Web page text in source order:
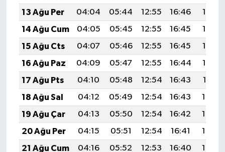
13 Ağu Per
04:04 05:44 12:55 16:46
19:56
14 Ağu Cum
04:05 05:45 12:55 16:45
19:55
15 Ağu Cts
04:07 05:46 12:55 16:45
19:53
16 Ağu Paz
04:09 05:47 12:55 16:44
19:52
17 Ağu Pts
04:10 05:48 12:54 16:43
19:51
18 Ağu Sal
04:12 05:49 12:54 16:43
19:49
19 Ağu Çar
04:13 05:50 12:54 16:42
19:48
20 Ağu Per
04:15 05:51 12:54 16:41
19:46
21 Ağu Cum
04:16 05:52 12:53 16:40
19:45